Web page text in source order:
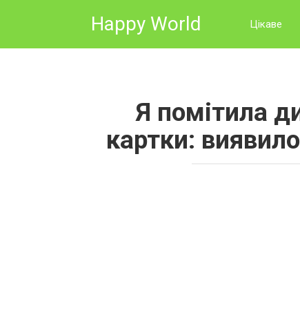
Happy World Цікаве
Я помітила
картки: